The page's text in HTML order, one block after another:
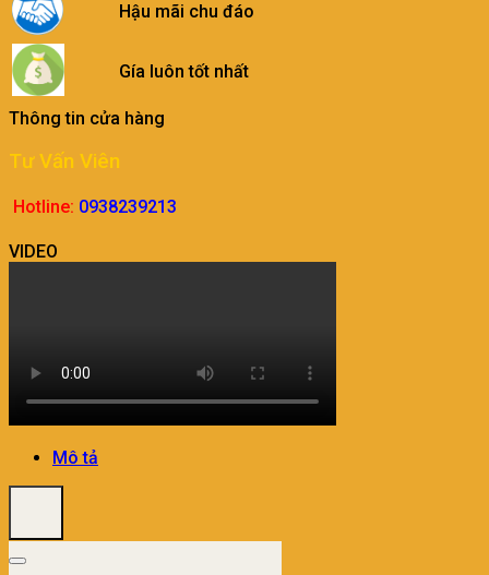
Hậu mãi chu đáo
Gía luôn tốt nhất
Thông tin cửa hàng
Tư Vấn Viên
Hotline: 0938239213
VIDEO
Mô tả